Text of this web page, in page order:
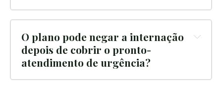
O plano pode negar a internação
depois de cobrir o pronto-
atendimento de urgência?